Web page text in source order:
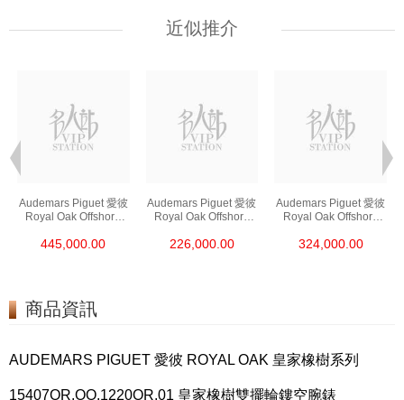
近似推介
Audemars Piguet 愛彼
Royal Oak Offshore
26420ro.Oo.A002ca.0
445,000.00
Audemars Piguet 愛彼
Royal Oak Offshore
26420so.Oo.A002ca.0
226,000.00
Audemars Piguet 愛彼
Royal Oak Offshore
26420so.Oo.A600ca.0
324,000.00
商品資訊
AUDEMARS PIGUET 愛彼 ROYAL OAK 皇家橡樹系列
15407OR.OO.1220OR.01 皇家橡樹雙擺輪鏤空腕錶